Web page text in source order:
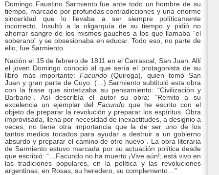
Domingo Faustino Sarmiento fue ante todo un hombre de su
tiempo, marcado por profundas contradicciones y una enorme
sinceridad que lo llevaba a ser siempre políticamente
incorrecto. Insultó a la oligarquía de su tiempo y pidió no
ahorrar sangre de los mismos gauchos a los que llamaba “el
soberano” y se obsesionaba en educar. Todo eso, no parte de
ello, fue Sarmiento.
Nación el 15 de febrero de 1811 en el Carrascal, San Juan. Allí
el joven Domingo conoció al que sería el protagonista de su
libro más importante: Facundo (Quiroga), quien tomó San
Juan y gran parte de Cuyo. (…) Sarmiento subtituló esta obra
con la frase que sintetizaba su pensamiento: “Civilización y
Barbarie”. Así describía el autor su obra: “Remito a su
excelencia un ejemplar del Facundo que he escrito con el
objeto de preparar la revolución y preparar los espíritus. Obra
improvisada, llena por necesidad de inexactitudes, a designio a
veces, no tiene otra importancia que la de ser uno de los
tantos medios tocados para ayudar a destruir a un gobierno
absurdo y preparar el camino de otro nuevo”. La obra literaria
de Sarmiento estuvo marcada por su actuación política desde
que escribió: “…Facundo no ha muerto ¡Vive aún!; está vivo en
las tradiciones populares, en la política y las revoluciones
argentinas; en Rosas, su heredero, su complemento…”